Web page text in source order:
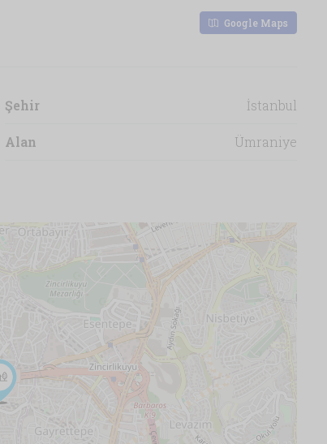
Google Maps
Şehir İstanbul
Alan Ümraniye